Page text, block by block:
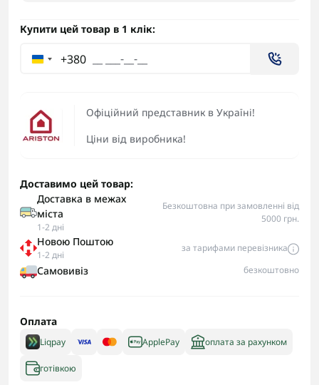
Офіційний представник в Україні!
Ціни від виробника!
Купити цей товар в 1 клік:
+380
Доставимо цей товар:
Доставка в межах
міста
1-2 дні
Безкоштовна при замовленні від
5000 грн.
Новою Поштою
1-2 дні
за тарифами перевізника
Самовивіз безкоштовно
Оплата
Liqpay ApplePay оплата за рахунком
готівкою